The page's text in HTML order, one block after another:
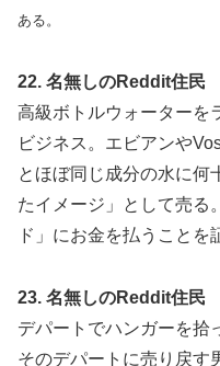
ある。
22. 名無しのReddit住民
高級ボトルウォーターを
ビジネス。エビアンや
とほぼ同じ成分の水に何
たイメージ」として売る
ド」にお金を払うことを
23. 名無しのReddit住民
デパートでハンガーを拾
そのデパートに売り戻す